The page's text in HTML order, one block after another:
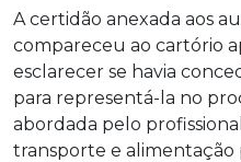
A certidão anexada aos
compareceu ao cartório
esclarecer se havia
para representá-la no
abordada pelo
transporte e alimentação